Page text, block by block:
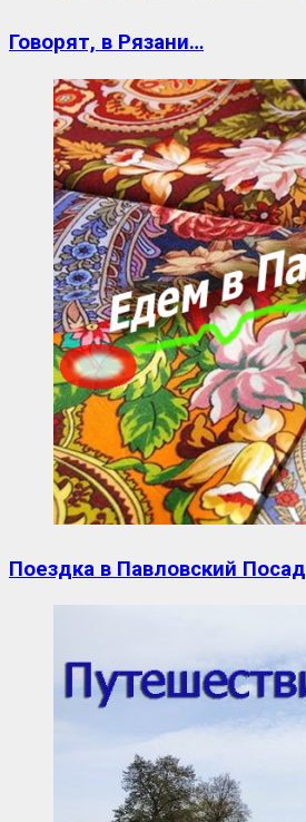
Говорят, в Рязани…
Поездка в Павловский Посад